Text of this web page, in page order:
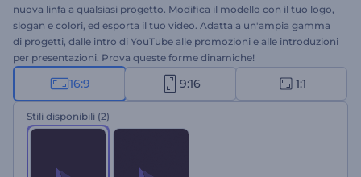
nuova linfa a qualsiasi progetto. Modifica il modello con il tuo logo,
slogan e colori, ed esporta il tuo video. Adatta a un'ampia gamma
di progetti, dalle intro di YouTube alle promozioni e alle introduzioni
per presentazioni. Prova queste forme dinamiche!
16:9 9:16 1:1
Stili disponibili (2)